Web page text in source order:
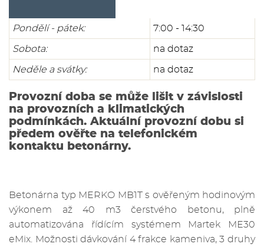
Pondělí - pátek: 7:00 - 14:30
Sobota: na dotaz
Neděle a svátky: na dotaz
Provozní doba se může lišit v závislosti
na provozních a klimatických
podmínkách. Aktuální provozní dobu si
předem ověřte na telefonickém
kontaktu betonárny.
Betonárna typ MERKO MB1T s ověřeným hodinovým
výkonem až 40 m3 čerstvého betonu, plně
automatizována řídícím systémem Martek ME30
eMix. Možnosti dávkování 4 frakce kameniva, 3 druhy